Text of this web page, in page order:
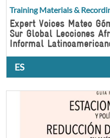
Training Materials &
Expert Voices Mateo
Sur Global Lecciones
Informal
ES